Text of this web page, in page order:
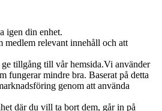
igen din enhet.
medlem relevant innehåll och att
tillgång till vår hemsida.Vi använder
fungerar mindre bra. Baserat på detta
genom att använda
där du vill ta bort dem, går in på